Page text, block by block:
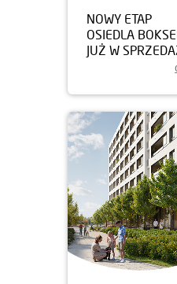
NOWY ETAP
OSIEDLA
JUŻ W